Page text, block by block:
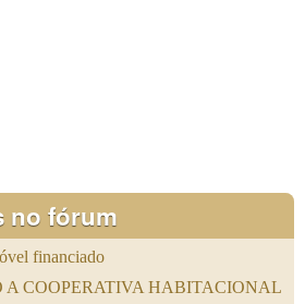
no fórum
financiado
A COOPERATIVA HABITACIONAL